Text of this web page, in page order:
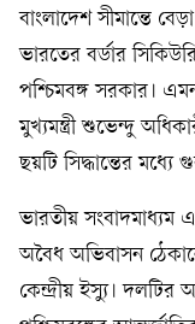
বাংলাদেশ সীমান্তে
ভারতের বর্ডার
পশ্চিমবঙ্গ সরকার।
মুখ্যমন্ত্রী শুভেন্দু
ছয়টি সিদ্ধান্তের মধ্যে
ভারতীয় সংবাদমাধ্যম
অবৈধ অভিবাসন
কেন্দ্রীয় ইস্যু।